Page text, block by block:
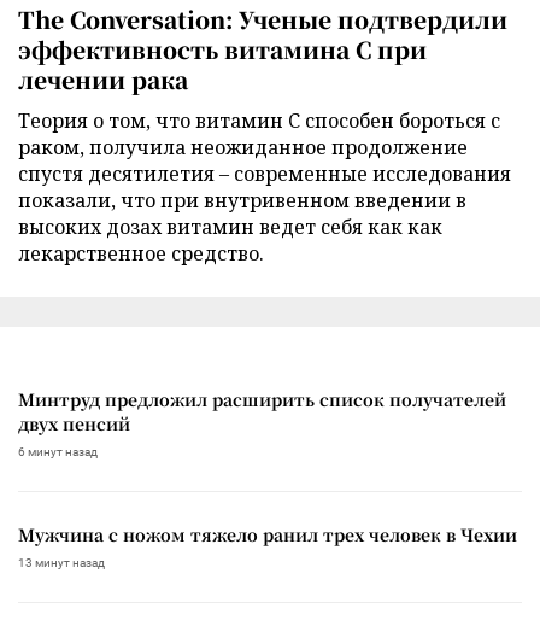
The Conversation: Ученые подтвердили
эффективность витамина C при
лечении рака
Теория о том, что витамин C способен бороться с
раком, получила неожиданное продолжение
спустя десятилетия – современные исследования
показали, что при внутривенном введении в
высоких дозах витамин ведет себя как как
лекарственное средство.
Минтруд предложил расширить список получателей
двух пенсий
6 минут назад
Мужчина с ножом тяжело ранил трех человек в Чехии
13 минут назад